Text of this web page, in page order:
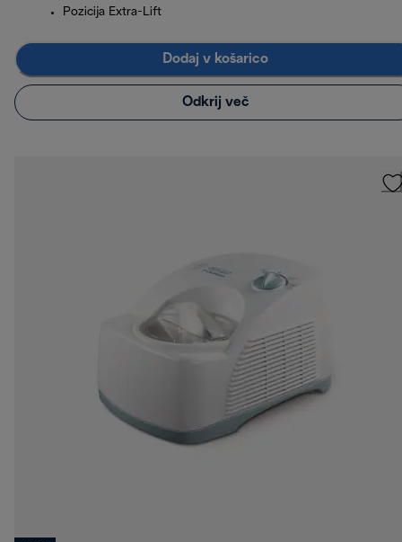
Pozicija Extra-Lift
Dodaj v košarico
Odkrij več